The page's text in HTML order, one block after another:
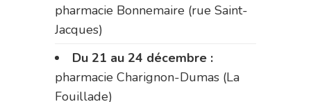
pharmacie Bonnemaire (rue Saint-
Jacques)
Du 21 au 24 décembre :
pharmacie Charignon-Dumas (La
Fouillade)